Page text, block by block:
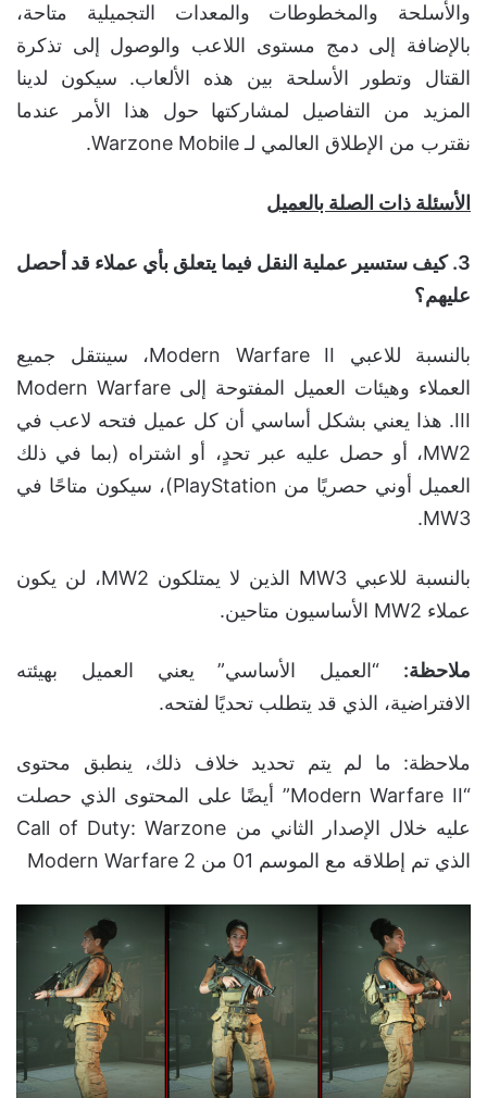
والأسلحة والمخطوطات والمعدات التجميلية متاحة،
بالإضافة إلى دمج مستوى اللاعب والوصول إلى تذكرة
القتال وتطور الأسلحة بين هذه الألعاب. سيكون لدينا
المزيد من التفاصيل لمشاركتها حول هذا الأمر عندما
نقترب من الإطلاق العالمي لـ Warzone Mobile.
الأسئلة ذات الصلة بالعميل
3. كيف ستسير عملية النقل فيما يتعلق بأي عملاء قد أحصل
عليهم؟
بالنسبة للاعبي Modern Warfare II، سينتقل جميع
العملاء وهيئات العميل المفتوحة إلى Modern Warfare
III. هذا يعني بشكل أساسي أن كل عميل فتحه لاعب في
MW2، أو حصل عليه عبر تحدٍ، أو اشتراه (بما في ذلك
العميل أوني حصريًا من PlayStation)، سيكون متاحًا في
MW3.
بالنسبة للاعبي MW3 الذين لا يمتلكون MW2، لن يكون
عملاء MW2 الأساسيون متاحين.
ملاحظة: “العميل الأساسي” يعني العميل بهيئته
الافتراضية، الذي قد يتطلب تحديًا لفتحه.
ملاحظة: ما لم يتم تحديد خلاف ذلك، ينطبق محتوى
“Modern Warfare II” أيضًا على المحتوى الذي حصلت
عليه خلال الإصدار الثاني من Call of Duty: Warzone
الذي تم إطلاقه مع الموسم 01 من Modern Warfare 2